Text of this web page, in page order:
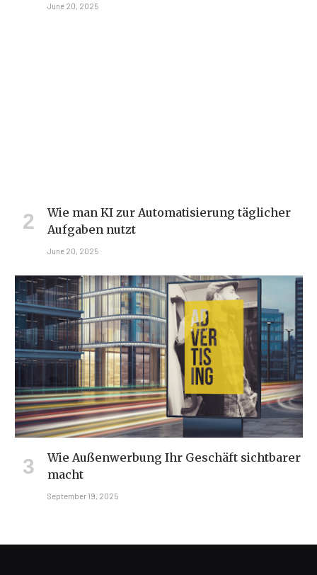
June 20, 2025
Wie man KI zur Automatisierung täglicher
Aufgaben nutzt
June 20, 2025
Wie Außenwerbung Ihr Geschäft sichtbarer
macht
September 19, 2025